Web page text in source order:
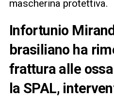
mascherina protettiva.
Infortunio
brasiliano ha
frattura alle
la SPAL,